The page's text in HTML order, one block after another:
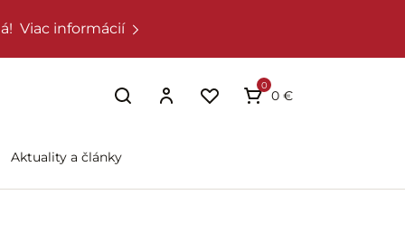
Viac informácií
0
0 €
Aktuality a články